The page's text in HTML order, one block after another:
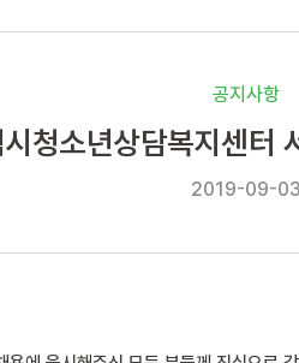
공지사항
청소년상담복지센터
2019-09-03